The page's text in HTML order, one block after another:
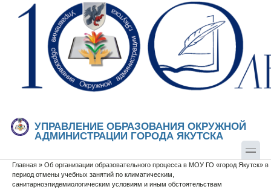
Перейти к основному содержанию
Skip to search
УПРАВЛЕНИЕ ОБРАЗОВАНИЯ ОКРУЖНОЙ
АДМИНИСТРАЦИИ ГОРОДА ЯКУТСКА
Вы здесь
Главная » Об организации образовательного процесса в МОУ ГО «город Якутск» в
период отмены учебных занятий по климатическим,
санитарноэпидемиологическим условиям и иным обстоятельствам